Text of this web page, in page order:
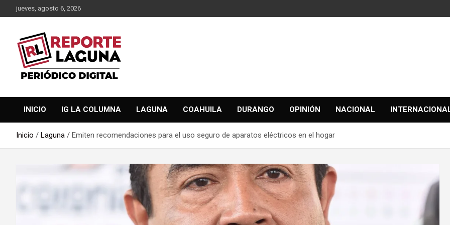
Saltar
al
jueves, agosto 6, 2026
Reporte Laguna
INICIO IG LA COLUMNA LAGUNA COAHUILA DURANGO OPINIÓN NACIONAL
Inicio Laguna Emiten recomendaciones para el uso seguro de aparatos eléctricos en el hogar